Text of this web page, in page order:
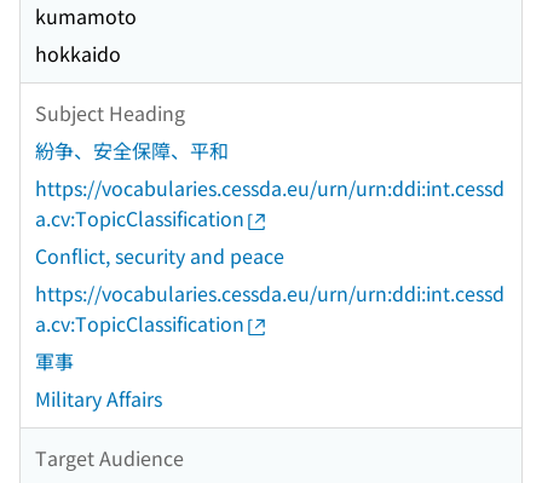
kumamoto
hokkaido
Subject Heading
紛争、安全保障、平和
https://vocabularies.cessda.eu/urn/urn:ddi:int.cessd
a.cv:TopicClassification
Conflict, security and peace
https://vocabularies.cessda.eu/urn/urn:ddi:int.cessd
a.cv:TopicClassification
軍事
Military Affairs
Target Audience